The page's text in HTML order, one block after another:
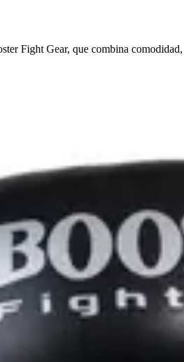
Fight Gear, que combina